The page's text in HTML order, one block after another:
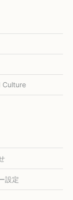
Culture
設定